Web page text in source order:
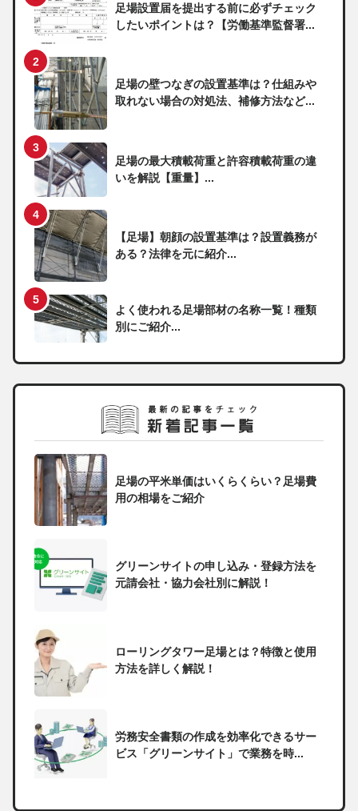
足場設置届を提出する前に必ずチェック
したいポイントは？【労働基準監督署...
足場の壁つなぎの設置基準は？仕組みや
取れない場合の対処法、補修方法など...
足場の最大積載荷重と許容積載荷重の違
いを解説【重量】...
【足場】朝顔の設置基準は？設置義務が
ある？法律を元に紹介...
よく使われる足場部材の名称一覧！種類
別にご紹介...
足場の平米単価はいくらくらい？足場費
用の相場をご紹介
グリーンサイトの申し込み・登録方法を
元請会社・協力会社別に解説！
ローリングタワー足場とは？特徴と使用
方法を詳しく解説！
労務安全書類の作成を効率化できるサー
ビス「グリーンサイト」で業務を時...